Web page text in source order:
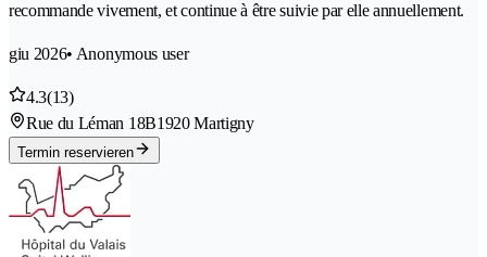
recommande vivement, et continue à être suivie par elle annuellement.
giu 2026• Anonymous user
4.3(13)
Rue du Léman 18B1920 Martigny
Termin reservieren